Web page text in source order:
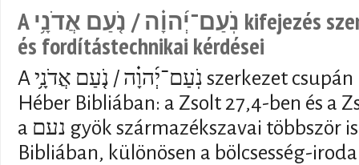
A נֹֽעַם־יְ֜הוָ֗ה / נֹ֤עַם אֲדֹנָ֥י kifejezés szemantikai, vallástörténeti
és fordítástechnikai kérdései
A נֹֽעַם־יְ֜הוָ֗ה / נֹ֤עַם אֲדֹנָ֥י szerkezet csupán kétszer fordul elő a
Héber Bibliában: a Zsolt 27,4-ben és a
a נעם gyök származékszavai többször is előfordulnak a Héber
Bibliában, különösen a bölcsesség-